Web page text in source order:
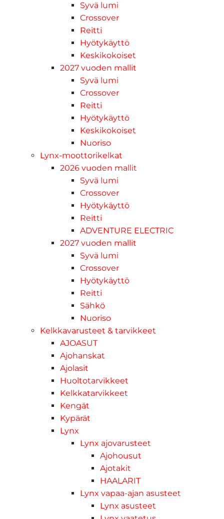
Syvä lumi
Crossover
Reitti
Hyötykäyttö
Keskikokoiset
2027 vuoden mallit
Syvä lumi
Crossover
Reitti
Hyötykäyttö
Keskikokoiset
Nuoriso
Lynx-moottorikelkat
2026 vuoden mallit
Syvä lumi
Crossover
Hyötykäyttö
Reitti
ADVENTURE ELECTRIC
2027 vuoden mallit
Syvä lumi
Crossover
Hyötykäyttö
Reitti
Sähkö
Nuoriso
Kelkkavarusteet & tarvikkeet
AJOASUT
Ajohanskat
Ajolasit
Huoltotarvikkeet
Kelkkatarvikkeet
Kengät
Kypärät
Lynx
Lynx ajovarusteet
Ajohousut
Ajotakit
HAALARIT
Lynx vapaa-ajan asusteet
Lynx asusteet